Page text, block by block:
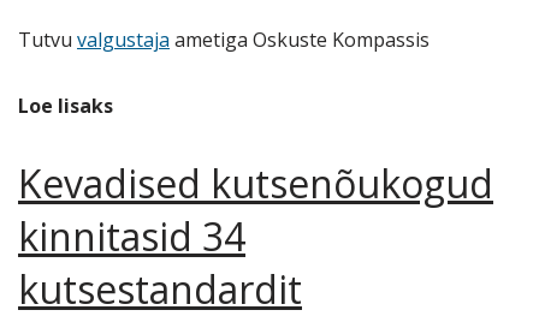
Tutvu valgustaja ametiga Oskuste Kompassis
Loe lisaks
Kevadised kutsenõukogud
kinnitasid 34
kutsestandardit